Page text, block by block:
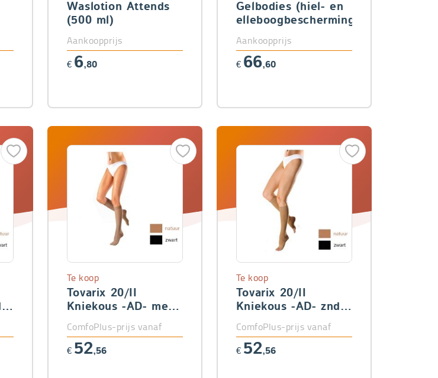
Waslotion Attends
(500 ml)
Aankoopprijs
€ 6,80
Gelbodies (hiel- en
elleboogbescherming)
Aankoopprijs
€ 66,60
Tovarix 20/II
Kniekous -AD- met
teen
Te koop
ComfoPlus-prijs vanaf
€ 52,56
Tovarix 20/II
Kniekous -AD- znd
teen
Te koop
ComfoPlus-prijs vanaf
€ 52,56